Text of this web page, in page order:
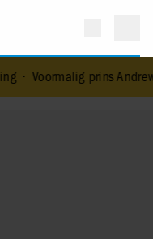
Andrew werd